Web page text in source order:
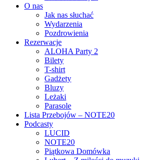
O nas
Jak nas słuchać
Wydarzenia
Pozdrowienia
Rezerwacje
ALOHA Party 2
Bilety
T-shirt
Gadżety
Bluzy
Leżaki
Parasole
Lista Przebojów – NOTE20
Podcasty
LUCID
NOTE20
Piątkowa Domówka